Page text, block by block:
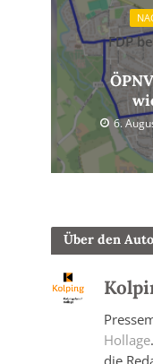
FDP
6.
Über den
Hollage
die